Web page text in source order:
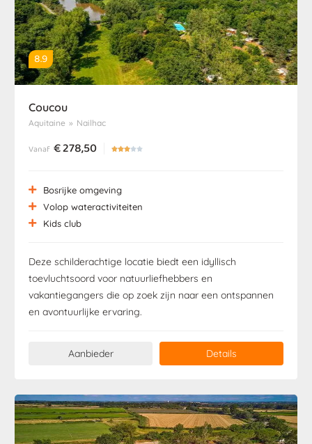
8.9
Coucou
Aquitaine » Nailhac
Vanaf €278,50  
Bosrijke omgeving
Volop wateractiviteiten
Kids club
Deze schilderachtige locatie biedt een idyllisch
toevluchtsoord voor natuurliefhebbers en
vakantiegangers die op zoek zijn naar een ontspannen
en avontuurlijke ervaring.
Aanbieder Details